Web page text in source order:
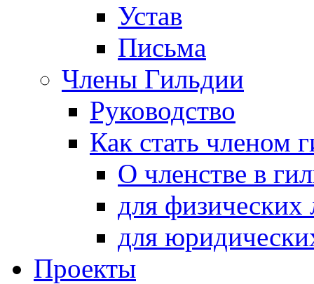
Устав
Письма
Члены Гильдии
Руководство
Как стать членом
О членстве в
для физических
для
Проекты